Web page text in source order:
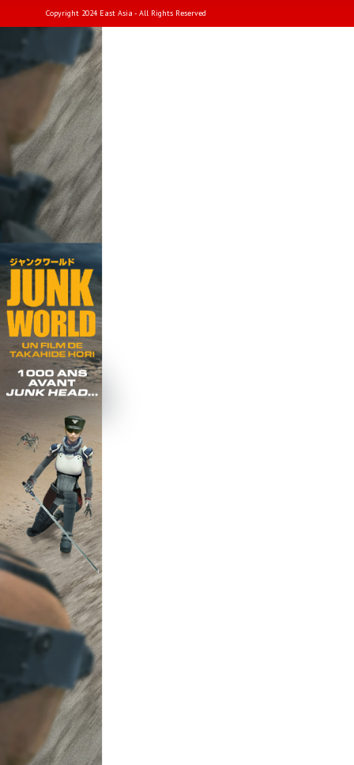
Copyright 2024 East Asia - All Rights Reserved